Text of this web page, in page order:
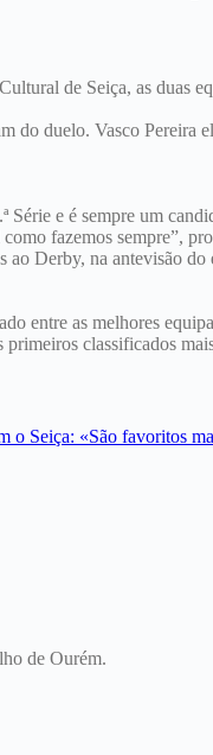
de Seiça, as
duelo. Vasco
e é sempre um
fazemos sempre”,
ao Derby, na antevisão do
entre as melhores
classificados
de Ourém.